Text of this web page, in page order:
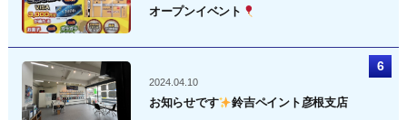
オープンイベント
2024.04.10
お知らせです 鈴吉ペイント彦根支店